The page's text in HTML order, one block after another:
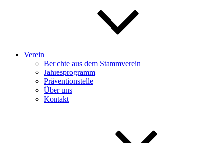
Verein
Berichte aus dem Stammverein
Jahresprogramm
Präventionstelle
Über uns
Kontakt